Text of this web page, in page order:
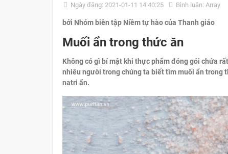
Ngày đăng: 2021-01-11 14:40:25 Bình luận: Array
bởi Nhóm biên tập Niềm tự hào của Thanh giáo
Muối ẩn trong thức ăn
Không có gì bí mật khi thực phẩm đóng gói chứa
nhiêu người trong chúng ta biết tìm muối ẩn trong
natri ẩn.